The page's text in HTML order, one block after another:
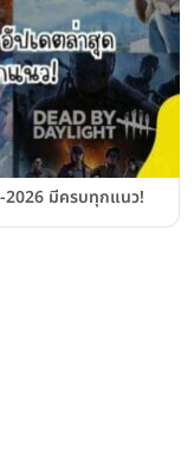
2026 มีครบทุกแนว!